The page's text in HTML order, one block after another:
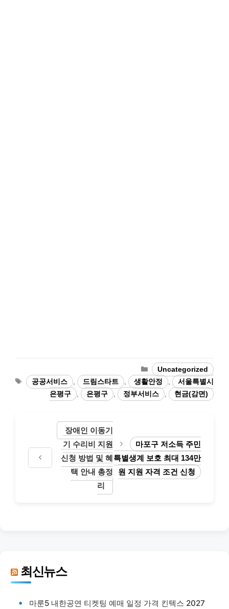
카
테
고
리
Uncategorized
태
그
공공서비스 드림스타트 생활안정
서울특별시
은평구
은평구 정부서비스 현금(감면)
장애인 이동기
기 수리비 지원
신청 방법 및 혜
택 안내 총정
리
마포구 저소득 주민
특별생계 보호 최대 134만
원 지원 자격 조건 신청
최신뉴스
마룬5 내한공연 티켓팅 예매 일정 가격 킨텍스 2027